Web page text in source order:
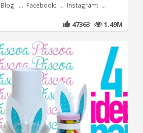
Blog: ... Facebook: ... Instagram: ...
47363 1.49M